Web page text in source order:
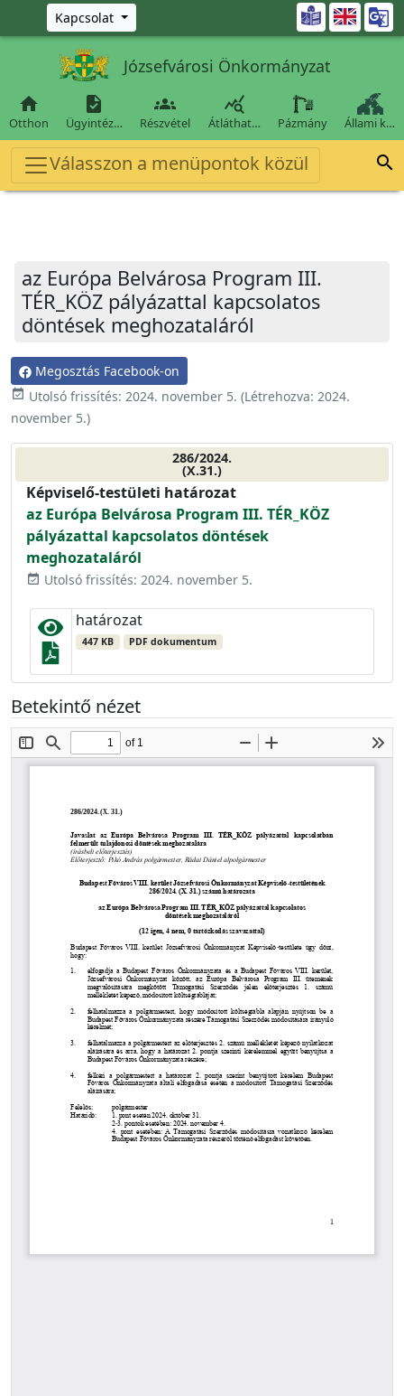
Ugrás a fő tartalomra
Kapcsolat 
Józsefvárosi Önkormányzat

Otthon

Ügyintéz…

Részvétel

Átláthat… Pázmány Állami k…
Válasszon a menüpontok közül 
az Európa Belvárosa Program III.
TÉR_KÖZ pályázattal kapcsolatos
döntések meghozataláról
Megosztás Facebook-on
event_available Utolsó frissítés: 2024. november 5. (Létrehozva: 2024.
november 5.)
286/2024.
(X.31.)
Képviselő-testületi határozat
az Európa Belvárosa Program III. TÉR_KÖZ
pályázattal kapcsolatos döntések
meghozataláról
event_available Utolsó frissítés: 2024. november 5.
határozat
447 KB PDF dokumentum
Betekintő nézet